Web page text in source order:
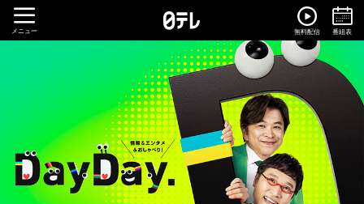
メニュー 無料配信 番組表